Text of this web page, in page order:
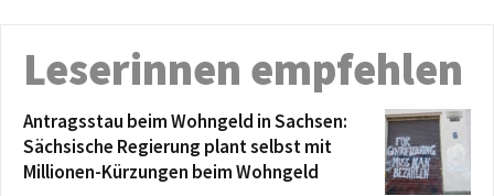
Leserinnen empfehlen
Antragsstau beim Wohngeld in Sachsen:
Sächsische Regierung plant selbst mit
Millionen-Kürzungen beim Wohngeld